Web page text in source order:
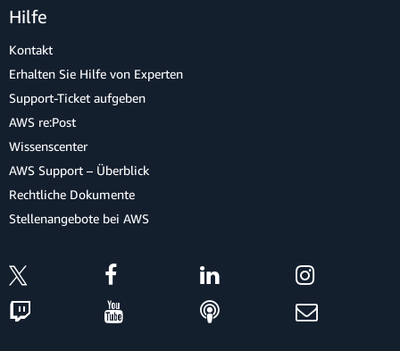
Hilfe
Kontakt
Erhalten Sie Hilfe von Experten
Support-Ticket aufgeben
AWS re:Post
Wissenscenter
AWS Support – Überblick
Rechtliche Dokumente
Stellenangebote bei AWS